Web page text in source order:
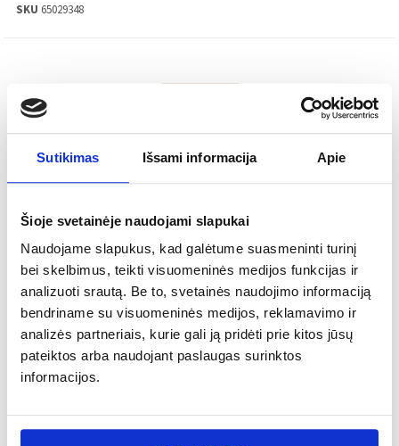
Sutikimas Išsami informacija Apie
Šioje svetainėje naudojami slapukai
Naudojame slapukus, kad galėtume suasmeninti turinį
bei skelbimus, teikti visuomeninės medijos funkcijas ir
analizuoti srautą. Be to, svetainės naudojimo informaciją
bendriname su visuomeninės medijos, reklamavimo ir
analizės partneriais, kurie gali ją pridėti prie kitos jūsų
pateiktos arba naudojant paslaugas surinktos
informacijos.
SKU 65029348
Stilius:Šiuolaikinis
Tipas:Dubenėlis
Medžiaga:Fajansas
Aukštis:
75 mm
Plotis:141 mm
Ilgis:141 mm
Priežiūra:Visus gaminius galima naudoti mikrobangų
krosnelėje, naudojant kaitinimo funkciją. Gaminius
galima dėti į indaplovę, tačiau venkite juos palikti
Nerekomenduojama naudoti orkaitėje ir šaldiklyje.